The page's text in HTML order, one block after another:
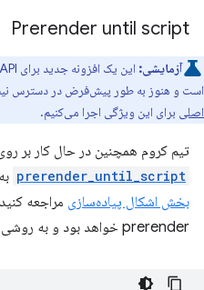
Prerender until script
آزمایشی:
است و هنوز به طور پیش‌فرض در دسترس نیست.
اصلی برای این ویژگی اجرا می‌کنیم.
تیم کروم همچنین در حال کار بر
prerender_until_script به API قوانین حدس و گمان است (به
بخش اشکال پیاده‌سازی
prerender خواهد بود و به روشی مشابه استفاده خواهد شد: